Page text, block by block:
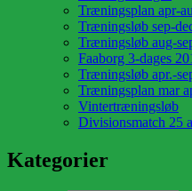
Træningsplan apr-
Træningsløb sep-
Træningsløb aug-
Faaborg 3-dages
Træningsløb apr.-
Træningsplan mar
Vintertræningsløb
Divisionsmatch 25
Kategorier